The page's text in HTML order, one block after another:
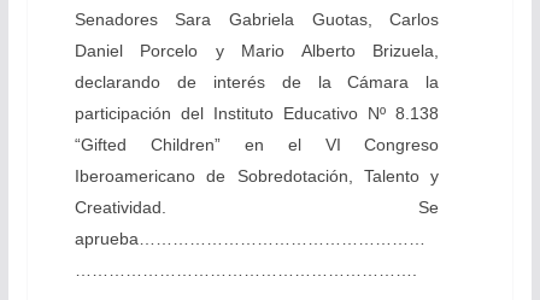
Senadores Sara Gabriela Guotas, Carlos
Daniel Porcelo y Mario Alberto Brizuela,
declarando de interés de la Cámara la
participación del Instituto Educativo Nº 8.138
“Gifted Children” en el VI Congreso
Iberoamericano de Sobredotación, Talento y
Creatividad. Se
aprueba……………………………………………
…………………………………………………….